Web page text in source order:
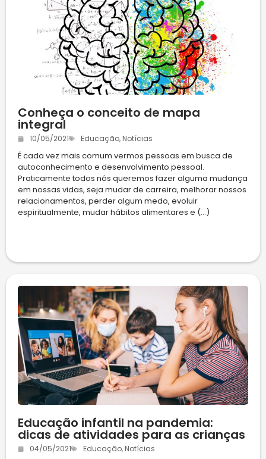
Conheça o conceito de mapa
integral
10/05/2021 Educação, Notícias
É cada vez mais comum vermos pessoas em busca de
autoconhecimento e desenvolvimento pessoal.
Praticamente todos nós queremos fazer alguma mudança
em nossas vidas, seja mudar de carreira, melhorar nossos
relacionamentos, perder algum medo, evoluir
espiritualmente, mudar hábitos alimentares e (...)
Educação infantil na pandemia:
dicas de atividades para as crianças
04/05/2021 Educação, Notícias